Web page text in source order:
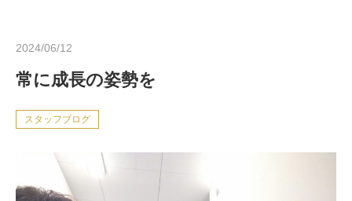
お客様の声（30代以下）
2024/06/12
常に成長の姿勢を
スタッフブログ